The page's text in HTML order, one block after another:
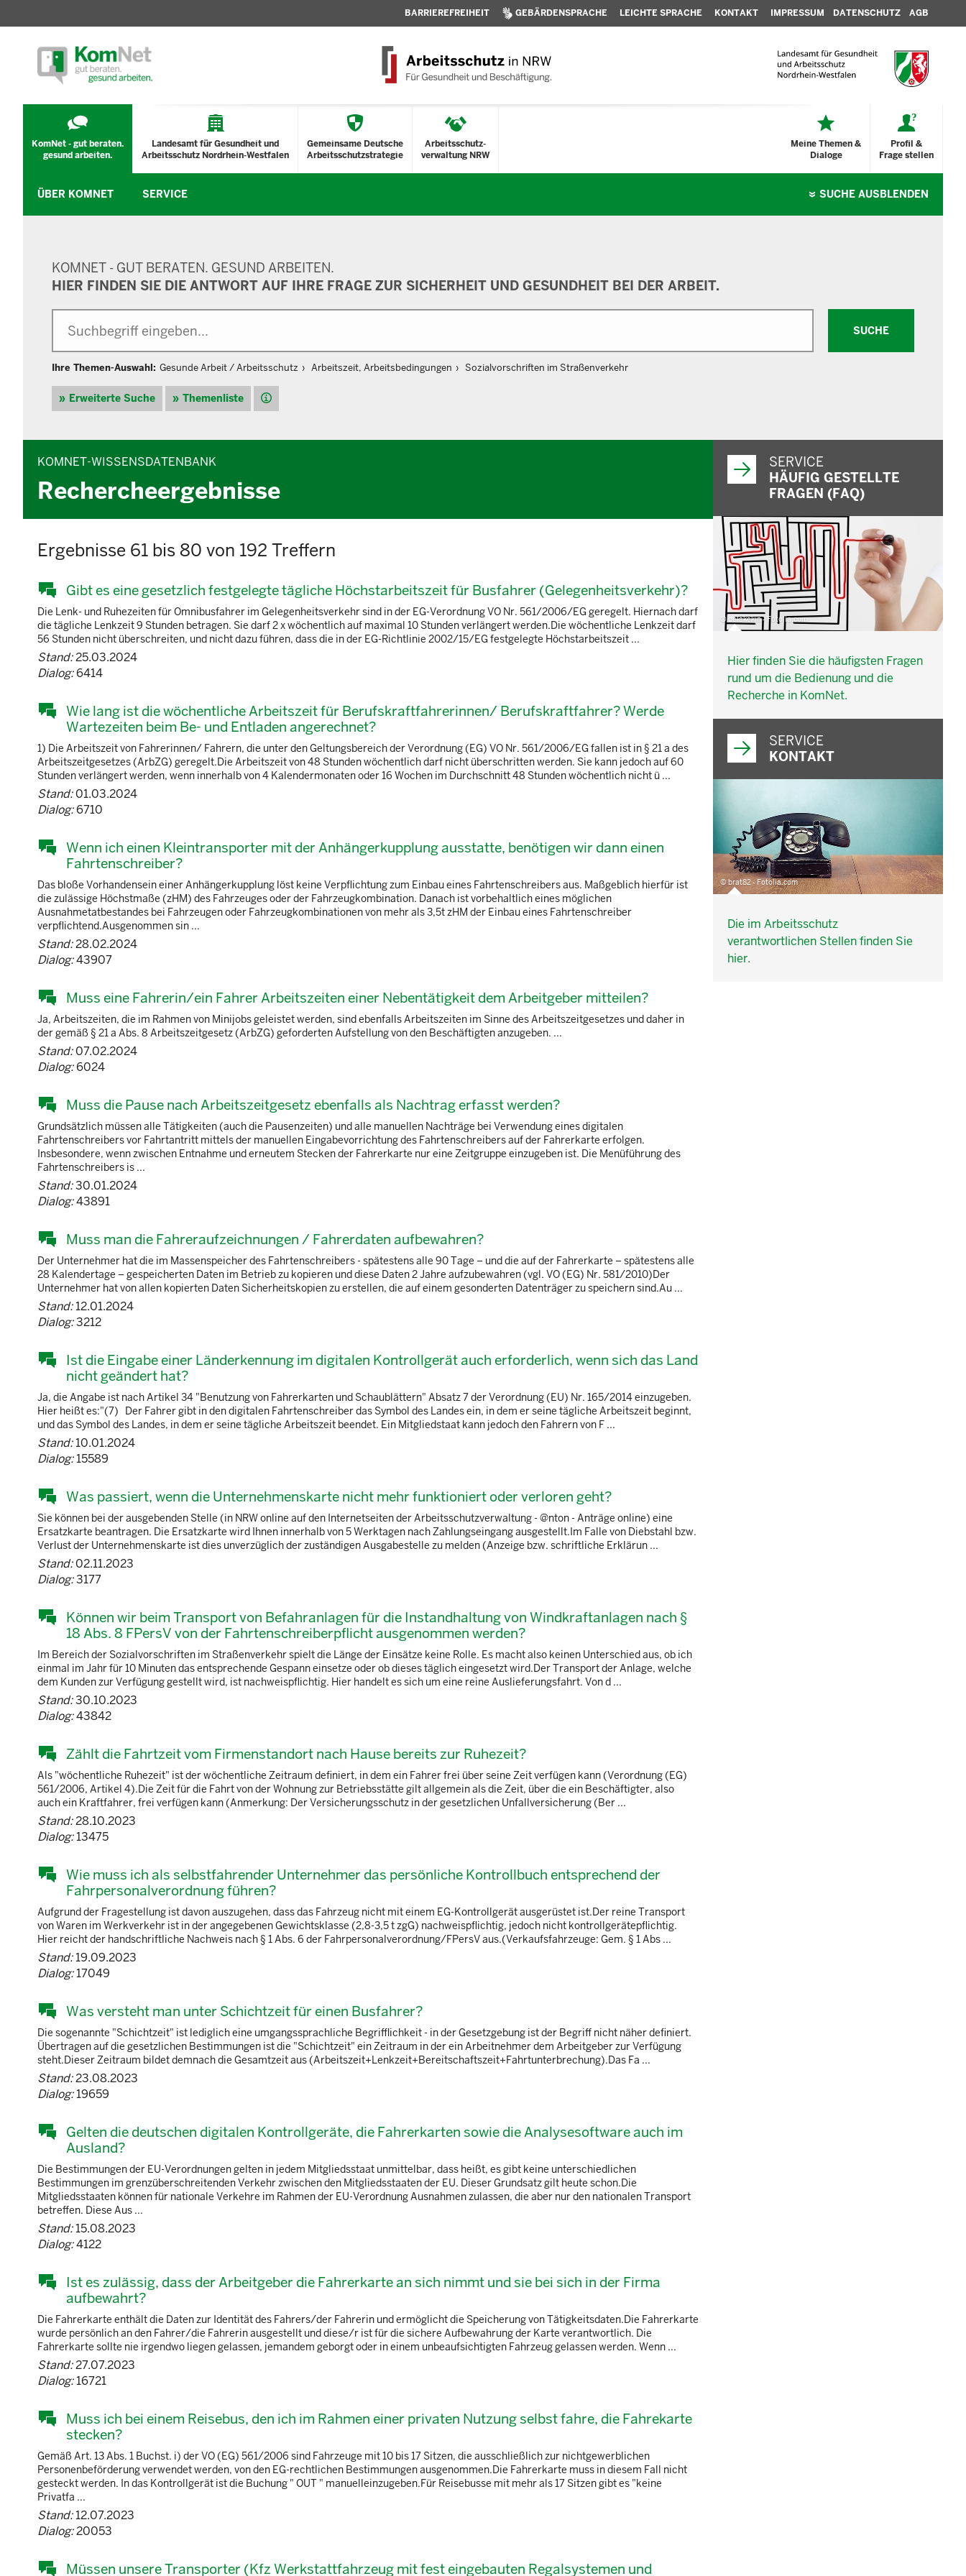
BARRIEREFREIHEIT GEBÄRDENSPRACHE LEICHTE SPRACHE KONTAKT IMPRESSUM DATENSCHUTZ AGB
KomNet - gut beraten.
gesund arbeiten.
Landesamt für Gesundheit und
Arbeitsschutz Nordrhein-Westfalen
Gemeinsame Deutsche
Arbeitsschutzstrategie
Arbeitsschutz-
verwaltung NRW
Profil &
Frage stellen
Meine Themen &
Dialoge
ÜBER KOMNET SERVICE SUCHE AUSBLENDEN
KOMNET - GUT BERATEN. GESUND ARBEITEN.
HIER FINDEN SIE DIE ANTWORT AUF IHRE FRAGE ZUR SICHERHEIT UND GESUNDHEIT BEI DER ARBEIT.
SUCHE
Ihre Themen-Auswahl: Gesunde Arbeit / Arbeitsschutz Arbeitszeit, Arbeitsbedingungen Sozialvorschriften im Straßenverkehr
Erweiterte Suche Themenliste Hilfe
KOMNET-WISSENSDATENBANK
Rechercheergebnisse
Ergebnisse 61 bis 80 von 192 Treffern
Gibt es eine gesetzlich festgelegte tägliche Höchstarbeitszeit für Busfahrer (Gelegenheitsverkehr)?
Die Lenk- und Ruhezeiten für Omnibusfahrer im Gelegenheitsverkehr sind in der EG-Verordnung VO Nr. 561/2006/EG geregelt. Hiernach darf
die tägliche Lenkzeit 9 Stunden betragen. Sie darf 2 x wöchentlich auf maximal 10 Stunden verlängert werden.Die wöchentliche Lenkzeit darf
56 Stunden nicht überschreiten, und nicht dazu führen, dass die in der EG-Richtlinie 2002/15/EG festgelegte Höchstarbeitszeit ...
Stand:25.03.2024
Dialog:6414
Wie lang ist die wöchentliche Arbeitszeit für Berufskraftfahrerinnen/ Berufskraftfahrer? Werde
Wartezeiten beim Be- und Entladen angerechnet?
1) Die Arbeitszeit von Fahrerinnen/ Fahrern, die unter den Geltungsbereich der Verordnung (EG) VO Nr. 561/2006/EG fallen ist in § 21 a des
Arbeitszeitgesetzes (ArbZG) geregelt.Die Arbeitszeit von 48 Stunden wöchentlich darf nicht überschritten werden. Sie kann jedoch auf 60
Stunden verlängert werden, wenn innerhalb von 4 Kalendermonaten oder 16 Wochen im Durchschnitt 48 Stunden wöchentlich nicht ü ...
Stand:01.03.2024
Dialog:6710
Wenn ich einen Kleintransporter mit der Anhängerkupplung ausstatte, benötigen wir dann einen
Fahrtenschreiber?
Das bloße Vorhandensein einer Anhängerkupplung löst keine Verpflichtung zum Einbau eines Fahrtenschreibers aus. Maßgeblich hierfür ist
die zulässige Höchstmaße (zHM) des Fahrzeuges oder der Fahrzeugkombination. Danach ist vorbehaltlich eines möglichen
Ausnahmetatbestandes bei Fahrzeugen oder Fahrzeugkombinationen von mehr als 3,5t zHM der Einbau eines Fahrtenschreiber
verpflichtend.Ausgenommen sin ...
Stand:28.02.2024
Dialog:43907
Muss eine Fahrerin/ein Fahrer Arbeitszeiten einer Nebentätigkeit dem Arbeitgeber mitteilen?
Ja, Arbeitszeiten, die im Rahmen von Minijobs geleistet werden, sind ebenfalls Arbeitszeiten im Sinne des Arbeitszeitgesetzes und daher in
der gemäß § 21 a Abs. 8 Arbeitszeitgesetz (ArbZG) geforderten Aufstellung von den Beschäftigten anzugeben. ...
Stand:07.02.2024
Dialog:6024
Muss die Pause nach Arbeitszeitgesetz ebenfalls als Nachtrag erfasst werden?
Grundsätzlich müssen alle Tätigkeiten (auch die Pausenzeiten) und alle manuellen Nachträge bei Verwendung eines digitalen
Fahrtenschreibers vor Fahrtantritt mittels der manuellen Eingabevorrichtung des Fahrtenschreibers auf der Fahrerkarte erfolgen.
Insbesondere, wenn zwischen Entnahme und erneutem Stecken der Fahrerkarte nur eine Zeitgruppe einzugeben ist. Die Menüführung des
Fahrtenschreibers is ...
Stand:30.01.2024
Dialog:43891
Muss man die Fahreraufzeichnungen / Fahrerdaten aufbewahren?
Der Unternehmer hat die im Massenspeicher des Fahrtenschreibers - spätestens alle 90 Tage – und die auf der Fahrerkarte – spätestens alle
28 Kalendertage – gespeicherten Daten im Betrieb zu kopieren und diese Daten 2 Jahre aufzubewahren (vgl. VO (EG) Nr. 581/2010)Der
Unternehmer hat von allen kopierten Daten Sicherheitskopien zu erstellen, die auf einem gesonderten Datenträger zu speichern sind.Au ...
Stand:12.01.2024
Dialog:3212
Ist die Eingabe einer Länderkennung im digitalen Kontrollgerät auch erforderlich, wenn sich das Land
nicht geändert hat?
Ja, die Angabe ist nach Artikel 34 "Benutzung von Fahrerkarten und Schaublättern" Absatz 7 der Verordnung (EU) Nr. 165/2014 einzugeben.
Hier heißt es:"(7) Der Fahrer gibt in den digitalen Fahrtenschreiber das Symbol des Landes ein, in dem er seine tägliche Arbeitszeit beginnt,
und das Symbol des Landes, in dem er seine tägliche Arbeitszeit beendet. Ein Mitgliedstaat kann jedoch den Fahrern von F ...
Stand:10.01.2024
Dialog:15589
Was passiert, wenn die Unternehmenskarte nicht mehr funktioniert oder verloren geht?
Sie können bei der ausgebenden Stelle (in NRW online auf den Internetseiten der Arbeitsschutzverwaltung - @nton - Anträge online) eine
Ersatzkarte beantragen. Die Ersatzkarte wird Ihnen innerhalb von 5 Werktagen nach Zahlungseingang ausgestellt.Im Falle von Diebstahl bzw.
Verlust der Unternehmenskarte ist dies unverzüglich der zuständigen Ausgabestelle zu melden (Anzeige bzw. schriftliche Erklärun ...
Stand:02.11.2023
Dialog:3177
Können wir beim Transport von Befahranlagen für die Instandhaltung von Windkraftanlagen nach §
18 Abs. 8 FPersV von der Fahrtenschreiberpflicht ausgenommen werden?
Im Bereich der Sozialvorschriften im Straßenverkehr spielt die Länge der Einsätze keine Rolle. Es macht also keinen Unterschied aus, ob ich
einmal im Jahr für 10 Minuten das entsprechende Gespann einsetze oder ob dieses täglich eingesetzt wird.Der Transport der Anlage, welche
dem Kunden zur Verfügung gestellt wird, ist nachweispflichtig. Hier handelt es sich um eine reine Auslieferungsfahrt. Von d ...
Stand:30.10.2023
Dialog:43842
Zählt die Fahrtzeit vom Firmenstandort nach Hause bereits zur Ruhezeit?
Als "wöchentliche Ruhezeit" ist der wöchentliche Zeitraum definiert, in dem ein Fahrer frei über seine Zeit verfügen kann (Verordnung (EG)
561/2006, Artikel 4).Die Zeit für die Fahrt von der Wohnung zur Betriebsstätte gilt allgemein als die Zeit, über die ein Beschäftigter, also
auch ein Kraftfahrer, frei verfügen kann (Anmerkung: Der Versicherungsschutz in der gesetzlichen Unfallversicherung (Ber ...
Stand:28.10.2023
Dialog:13475
Wie muss ich als selbstfahrender Unternehmer das persönliche Kontrollbuch entsprechend der
Fahrpersonalverordnung führen?
Aufgrund der Fragestellung ist davon auszugehen, dass das Fahrzeug nicht mit einem EG-Kontrollgerät ausgerüstet ist.Der reine Transport
von Waren im Werkverkehr ist in der angegebenen Gewichtsklasse (2,8-3,5 t zgG) nachweispflichtig, jedoch nicht kontrollgerätepflichtig.
Hier reicht der handschriftliche Nachweis nach § 1 Abs. 6 der Fahrpersonalverordnung/FPersV aus.(Verkaufsfahrzeuge: Gem. § 1 Abs ...
Stand:19.09.2023
Dialog:17049
Was versteht man unter Schichtzeit für einen Busfahrer?
Die sogenannte "Schichtzeit" ist lediglich eine umgangssprachliche Begrifflichkeit - in der Gesetzgebung ist der Begriff nicht näher definiert.
Übertragen auf die gesetzlichen Bestimmungen ist die "Schichtzeit" ein Zeitraum in der ein Arbeitnehmer dem Arbeitgeber zur Verfügung
steht.Dieser Zeitraum bildet demnach die Gesamtzeit aus (Arbeitszeit+Lenkzeit+Bereitschaftszeit+Fahrtunterbrechung).Das Fa ...
Stand:23.08.2023
Dialog:19659
Gelten die deutschen digitalen Kontrollgeräte, die Fahrerkarten sowie die Analysesoftware auch im
Ausland?
Die Bestimmungen der EU-Verordnungen gelten in jedem Mitgliedsstaat unmittelbar, dass heißt, es gibt keine unterschiedlichen
Bestimmungen im grenzüberschreitenden Verkehr zwischen den Mitgliedsstaaten der EU. Dieser Grundsatz gilt heute schon.Die
Mitgliedsstaaten können für nationale Verkehre im Rahmen der EU-Verordnung Ausnahmen zulassen, die aber nur den nationalen Transport
betreffen. Diese Aus ...
Stand:15.08.2023
Dialog:4122
Ist es zulässig, dass der Arbeitgeber die Fahrerkarte an sich nimmt und sie bei sich in der Firma
aufbewahrt?
Die Fahrerkarte enthält die Daten zur Identität des Fahrers/der Fahrerin und ermöglicht die Speicherung von Tätigkeitsdaten.Die Fahrerkarte
wurde persönlich an den Fahrer/die Fahrerin ausgestellt und diese/r ist für die sichere Aufbewahrung der Karte verantwortlich. Die
Fahrerkarte sollte nie irgendwo liegen gelassen, jemandem geborgt oder in einem unbeaufsichtigten Fahrzeug gelassen werden. Wenn ...
Stand:27.07.2023
Dialog:16721
Muss ich bei einem Reisebus, den ich im Rahmen einer privaten Nutzung selbst fahre, die Fahrekarte
stecken?
Gemäß Art. 13 Abs. 1 Buchst. i) der VO (EG) 561/2006 sind Fahrzeuge mit 10 bis 17 Sitzen, die ausschließlich zur nichtgewerblichen
Personenbeförderung verwendet werden, von den EG-rechtlichen Bestimmungen ausgenommen.Die Fahrerkarte muss in diesem Fall nicht
gesteckt werden. In das Kontrollgerät ist die Buchung " OUT " manuelleinzugeben.Für Reisebusse mit mehr als 17 Sitzen gibt es "keine
Privatfa ...
Stand:12.07.2023
Dialog:20053
Müssen unsere Transporter (Kfz Werkstattfahrzeug mit fest eingebauten Regalsystemen und
SERVICE
HÄUFIG GESTELLTE
FRAGEN (FAQ)
© belekekin - Fotolia.com
Hier finden Sie die häufigsten Fragen
rund um die Bedienung und die
Recherche in KomNet.
SERVICE
KONTAKT
© brat82 - Fotolia.com
Die im Arbeitsschutz
verantwortlichen Stellen finden Sie
hier.